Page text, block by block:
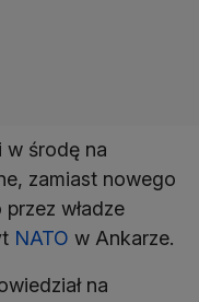
w środę na
zamiast nowego
władze
NATO w Ankarze.
na